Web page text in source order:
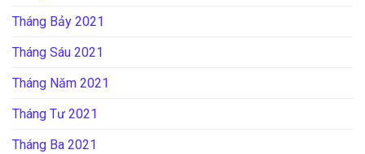
Tháng Bảy 2021
Tháng Sáu 2021
Tháng Năm 2021
Tháng Tư 2021
Tháng Ba 2021